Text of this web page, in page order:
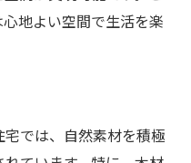
地よい空間で生活を楽
では、自然素材を積極